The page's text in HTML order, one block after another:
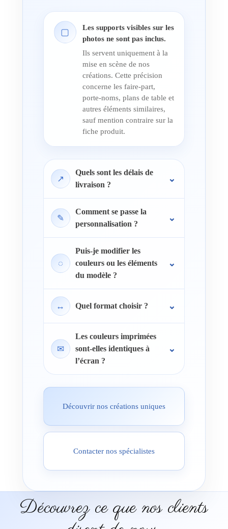
▢
Les supports visibles sur les
photos ne sont pas inclus.
Ils servent uniquement à la
mise en scène de nos
créations. Cette précision
concerne les faire-part,
porte-noms, plans de table et
autres éléments similaires,
sauf mention contraire sur la
fiche produit.
↗
Quels sont les délais de
livraison ?
✎
Comment se passe la
personnalisation ?
◌
Puis-je modifier les
couleurs ou les éléments
du modèle ?
↔ Quel format choisir ?
✉
Les couleurs imprimées
sont-elles identiques à
l’écran ?
Découvrir nos créations uniques
Contacter nos spécialistes
Découvrez ce que nos clients